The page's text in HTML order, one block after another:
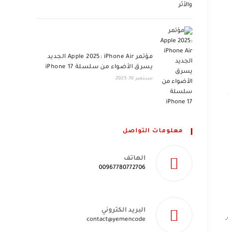
مؤتمر Apple 2025: iPhone Air الجديد
يسرق الأضواء من سلسلة iPhone 17
سبتمبر 10, 2025
معلومات التواصل
الهاتف
00967780772706
البريد الكتروني
contact@yemencode
Opens